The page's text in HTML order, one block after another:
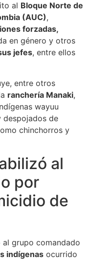
al Bloque Norte de
(AUC),
forzadas,
en género y otros
jefes, entre ellos
entre otros
ranchería Manaki,
wayuu
despojados de
chinchorros y
al
por
de
grupo comandado
indígenas ocurrido